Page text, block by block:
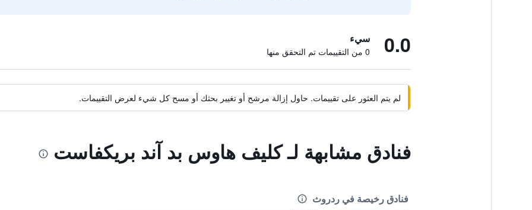
0.0 سيء
0 من التقييمات تم التحقق منها
لم يتم العثور على تقييمات. حاول إزالة مرشح أو تغيير بحثك أو مسح كل شيء لعرض التقييمات.
فنادق مشابهة لـ كليف هاوس بد آند بريكفاست
فنادق رخيصة في ردروث